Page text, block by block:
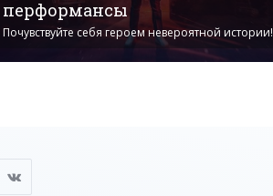
перформансы
Почувствуйте себя героем невероятной истории!